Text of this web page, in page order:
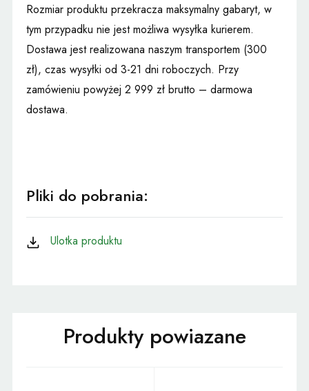
Rozmiar produktu przekracza maksymalny gabaryt, w
tym przypadku nie jest możliwa wysyłka kurierem.
Dostawa jest realizowana naszym transportem (300
zł), czas wysyłki od 3-21 dni roboczych. Przy
zamówieniu powyżej 2 999 zł brutto – darmowa
dostawa.
Pliki do pobrania:
Ulotka produktu